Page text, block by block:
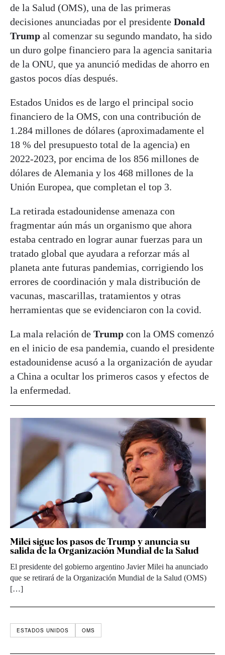
de la Salud (OMS), una de las primeras
decisiones anunciadas por el presidente Donald
Trump al comenzar su segundo mandato, ha sido
un duro golpe financiero para la agencia sanitaria
de la ONU, que ya anunció medidas de ahorro en
gastos pocos días después.
Estados Unidos es de largo el principal socio
financiero de la OMS, con una contribución de
1.284 millones de dólares (aproximadamente el
18 % del presupuesto total de la agencia) en
2022-2023, por encima de los 856 millones de
dólares de Alemania y los 468 millones de la
Unión Europea, que completan el top 3.
La retirada estadounidense amenaza con
fragmentar aún más un organismo que ahora
estaba centrado en lograr aunar fuerzas para un
tratado global que ayudara a reforzar más al
planeta ante futuras pandemias, corrigiendo los
errores de coordinación y mala distribución de
vacunas, mascarillas, tratamientos y otras
herramientas que se evidenciaron con la covid.
La mala relación de Trump con la OMS comenzó
en el inicio de esa pandemia, cuando el presidente
estadounidense acusó a la organización de ayudar
a China a ocultar los primeros casos y efectos de
la enfermedad.
Milei sigue los pasos de Trump y anuncia su
salida de la Organización Mundial de la Salud
El presidente del gobierno argentino Javier Milei ha anunciado
que se retirará de la Organización Mundial de la Salud (OMS)
[…]
ESTADOS UNIDOS OMS